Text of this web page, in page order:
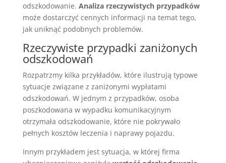
odszkodowanie. Analiza rzeczywistych przypadków
może dostarczyć cennych informacji na temat tego,
jak uniknąć podobnych problemów.
Rzeczywiste przypadki zaniżonych
odszkodowań
Rozpatrzmy kilka przykładów, które ilustrują typowe
sytuacje związane z zaniżonymi wypłatami
odszkodowań. W jednym z przypadków, osoba
poszkodowana w wypadku komunikacyjnym
otrzymała odszkodowanie, które nie pokrywało
pełnych kosztów leczenia i naprawy pojazdu.
Innym przykładem jest sytuacja, w której firma